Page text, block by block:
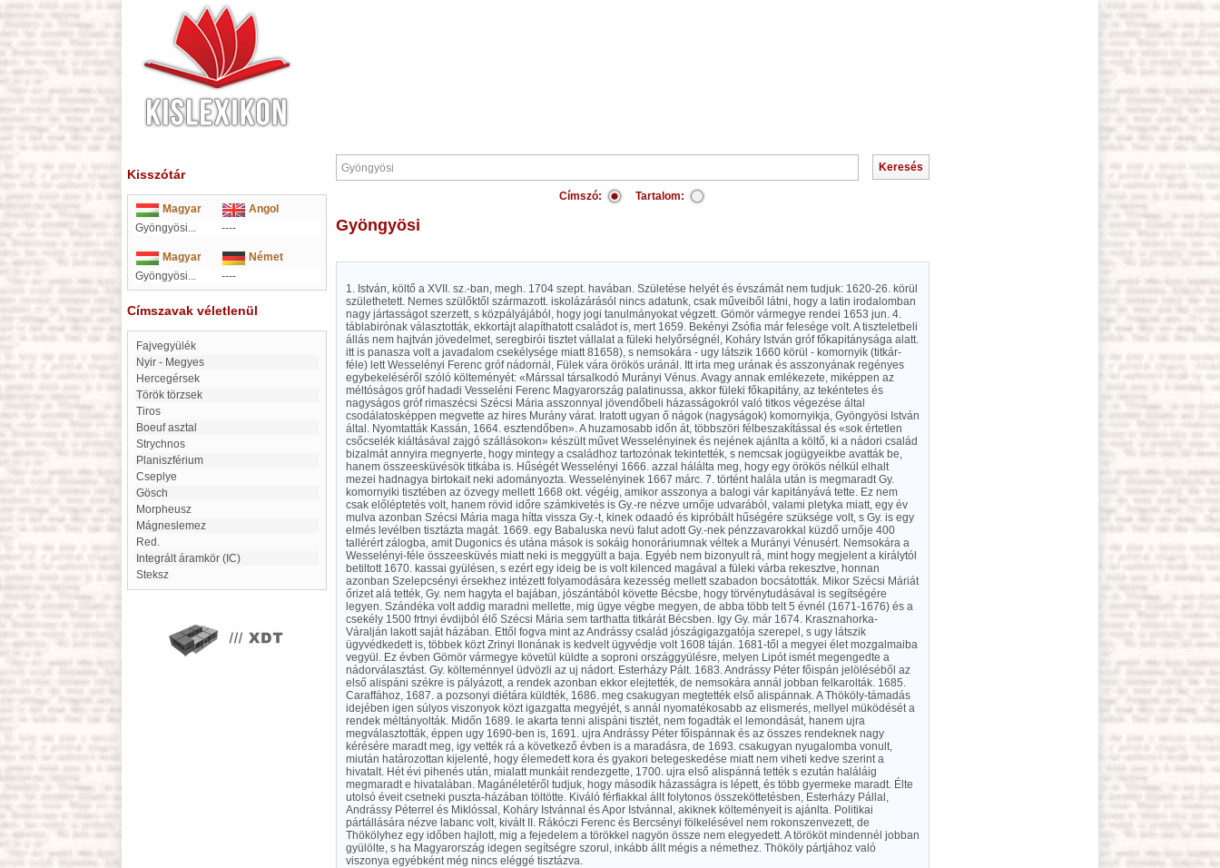
Kisszótár
Magyar
Angol
Gyöngyösi...
----
Magyar
Német
Gyöngyösi...
----
Címszavak véletlenül
Fajvegyülék
Nyir - Megyes
Hercegérsek
Török törzsek
Tiros
Boeuf asztal
Strychnos
Planiszférium
Cseplye
Gösch
Morpheusz
mágneslemez
Red.
Integrált áramkör (IC)
Steksz
Címszó: Tartalom:
Gyöngyösi
1. István, költő a XVII. sz.-ban, megh. 1704 szept. havában. Születése helyét és évszámát nem tudjuk: 1620-26. körül
születhetett. Nemes szülőktől származott. iskolázárásól nincs adatunk, csak műveiből látni, hogy a latin irodalomban
nagy jártasságot szerzett, s közpályájából, hogy jogi tanulmányokat végzett. Gömör vármegye rendei 1653 jun. 4.
táblabirónak választották, ekkortájt alapíthatott családot is, mert 1659. Bekényi Zsófia már felesége volt. A tiszteletbeli
állás nem hajtván jövedelmet, seregbirói tisztet vállalat a füleki helyőrségnél, Koháry István gróf főkapitánysága alatt.
itt is panasza volt a javadalom csekélysége miatt 81658), s nemsokára - ugy látszik 1660 körül - komornyik (titkár-
féle) lett Wesselényi Ferenc gróf nádornál, Fülek vára örökös uránál. Itt irta meg urának és asszonyának regényes
egybekeléséről szóló költeményét: «Márssal társalkodó Murányi Vénus. Avagy annak emlékezete, miképpen az
méltóságos gróf hadadi Vesseléni Ferenc Magyarország palatinussa, akkor füleki főkapitány, az tekéntetes és
nagyságos gróf rimaszécsi Szécsi Mária asszonnyal jövendőbeli házasságokról való titkos végezése által
csodálatosképpen megvette az hires Murány várat. Iratott ugyan ő nágok (nagyságok) komornyikja, Gyöngyösi István
által. Nyomtatták Kassán, 1664. esztendőben». A huzamosabb időn át, többszöri félbeszakítással és «sok értetlen
csőcselék kiáltásával zajgó szállásokon» készült művet Wesselényinek és nejének ajánlta a költő, ki a nádori család
bizalmát annyira megnyerte, hogy mintegy a családhoz tartozónak tekintették, s nemcsak jogügyeikbe avatták be,
hanem összeesküvésök titkába is. Hűségét Wesselényi 1666. azzal hálálta meg, hogy egy örökös nélkül elhalt
mezei hadnagya birtokait neki adományozta. Wesselényinek 1667 márc. 7. történt halála után is megmaradt Gy.
komornyiki tisztében az özvegy mellett 1668 okt. végéig, amikor asszonya a balogi vár kapitányává tette. Ez nem
csak előléptetés volt, hanem rövid időre számkivetés is Gy.-re nézve urnője udvarából, valami pletyka miatt, egy év
mulva azonban Szécsi Mária maga hítta vissza Gy.-t, kinek odaadó és kipróbált hűségére szüksége volt, s Gy. is egy
elmés levélben tisztázta magát. 1669. egy Babaluska nevü falut adott Gy.-nek pénzzavarokkal küzdő urnője 400
tallérért zálogba, amit Dugonics és utána mások is sokáig honoráriumnak véltek a Murányi Vénusért. Nemsokára a
Wesselényi-féle összeesküvés miatt neki is meggyült a baja. Egyéb nem bizonyult rá, mint hogy megjelent a királytól
betiltott 1670. kassai gyülésen, s ezért egy ideig be is volt kilenced magával a füleki várba rekesztve, honnan
azonban Szelepcsényi érsekhez intézett folyamodására kezesség mellett szabadon bocsátották. Mikor Szécsi Máriát
őrizet alá tették, Gy. nem hagyta el bajában, jószántából követte Bécsbe, hogy törvénytudásával is segítségére
legyen. Szándéka volt addig maradni mellette, mig ügye végbe megyen, de abba több telt 5 évnél (1671-1676) és a
csekély 1500 frtnyi évdijból élő Szécsi Mária sem tarthatta titkárát Bécsben. Igy Gy. már 1674. Krasznahorka-
Váralján lakott saját házában. Ettől fogva mint az Andrássy család jószágigazgatója szerepel, s ugy látszik
ügyvédkedett is, többek közt Zrinyi Ilonának is kedvelt ügyvédje volt 1608 táján. 1681-től a megyei élet mozgalmaiba
vegyül. Ez évben Gömör vármegye követül küldte a soproni országgyülésre, melyen Lipót ismét megengedte a
nádorválasztást. Gy. költeménnyel üdvözli az uj nádort. Esterházy Pált. 1683. Andrássy Péter főispán jelöléséből az
első alispáni székre is pályázott, a rendek azonban ekkor elejtették, de nemsokára annál jobban felkarolták. 1685.
Caraffához, 1687. a pozsonyi diétára küldték, 1686. meg csakugyan megtették első alispánnak. A Thököly-támadás
idejében igen súlyos viszonyok közt igazgatta megyéjét, s annál nyomatékosabb az elismerés, mellyel müködését a
rendek méltányolták. Midőn 1689. le akarta tenni alispáni tisztét, nem fogadták el lemondását, hanem ujra
megválasztották, éppen ugy 1690-ben is, 1691. ujra Andrássy Péter főispánnak és az összes rendeknek nagy
kérésére maradt meg, igy vették rá a következő évben is a maradásra, de 1693. csakugyan nyugalomba vonult,
miután határozottan kijelenté, hogy élemedett kora és gyakori betegeskedése miatt nem viheti kedve szerint a
hivatalt. Hét évi pihenés után, mialatt munkáit rendezgette, 1700. ujra első alispánná tették s ezután haláláig
megmaradt e hivatalában. Magánéletéről tudjuk, hogy második házasságra is lépett, és több gyermeke maradt. Élte
utolsó éveit csetneki puszta-házában töltötte. Kiváló férfiakkal állt folytonos összeköttetésben, Esterházy Pállal,
Andrássy Péterrel és Miklóssal, Koháry Istvánnal és Apor Istvánnal, akiknek költeményeit is ajánlta. Politikai
pártállására nézve labanc volt, kivált II. Rákóczi Ferenc és Bercsényi fölkelésével nem rokonszenvezett, de
Thökölyhez egy időben hajlott, mig a fejedelem a törökkel nagyön össze nem elegyedett. A törököt mindennél jobban
gyülölte, s ha Magyarország idegen segítségre szorul, inkább állt mégis a némethez. Thököly pártjához való
viszonya egyébként még nincs eléggé tisztázva.